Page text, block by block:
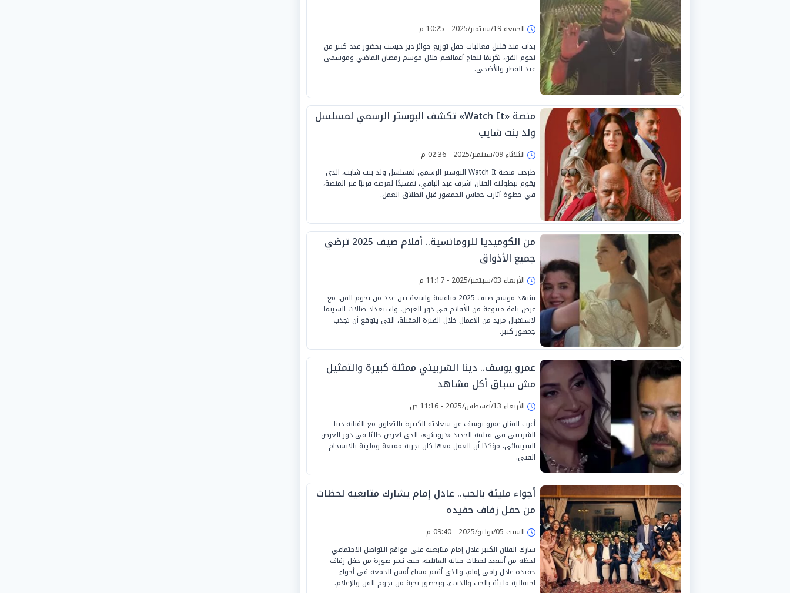
الجمعة 19/سبتمبر/2025 - 10:25 م
بدأت منذ قليل فعاليات حفل توزيع جوائز دير جيست بحضور عدد كبير من
نجوم الفن، تكريمًا لنجاح أعمالهم خلال موسم رمضان الماضي وموسمي
عيد الفطر والأضحى.
منصة «Watch It» تكشف البوستر الرسمي لمسلسل
ولد بنت شايب
الثلاثاء 09/سبتمبر/2025 - 02:36 م
طرحت منصة Watch It البوستر الرسمي لمسلسل ولد بنت شايب، الذي
يقوم ببطولته الفنان أشرف عبد الباقي، تمهيدًا لعرضه قريبًا عبر المنصة،
في خطوة أثارت حماس الجمهور قبل انطلاق العمل.
من الكوميديا للرومانسية.. أفلام صيف 2025 ترضي
جميع الأذواق
الأربعاء 03/سبتمبر/2025 - 11:17 م
يشهد موسم صيف 2025 منافسة واسعة بين عدد من نجوم الفن، مع
عرض باقة متنوعة من الأفلام في دور العرض، واستعداد صالات السينما
لاستقبال مزيد من الأعمال خلال الفترة المقبلة، التي يتوقع أن تجذب
جمهور كبير.
عمرو يوسف.. دينا الشربيني ممثلة كبيرة والتمثيل
مش سباق أكل مشاهد
الأربعاء 13/أغسطس/2025 - 11:16 ص
أعرب الفنان عمرو يوسف عن سعادته الكبيرة بالتعاون مع الفنانة دينا
الشربيني في فيلمه الجديد «درويش»، الذي يُعرض حاليًا في دور العرض
السينمائي، مؤكدًا أن العمل معها كان تجربة ممتعة ومليئة بالانسجام
الفني.
أجواء مليئة بالحب.. عادل إمام يشارك متابعيه لحظات
من حفل زفاف حفيده
السبت 05/يوليو/2025 - 09:40 م
شارك الفنان الكبير عادل إمام متابعيه على مواقع التواصل الاجتماعي
لحظة من أسعد لحظات حياته العائلية، حيث نشر صورة من حفل زفاف
حفيده عادل رامي إمام، والذي أقيم مساء أمس الجمعة في أجواء
احتفالية مليئة بالحب والدفء، وبحضور نخبة من نجوم الفن والإعلام.